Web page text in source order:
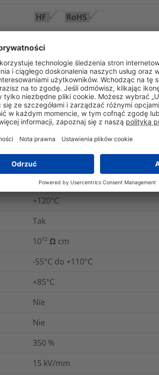
Klej termotopliwy
Tak
Nie
IEC 93
ASTM D2671
IEC 60243
ASTM D2671
+120°C
Tak
10¹² Ω cm
-55°C do +110°C
+85°C
Nie
Nie
350 %
15 kV/mm